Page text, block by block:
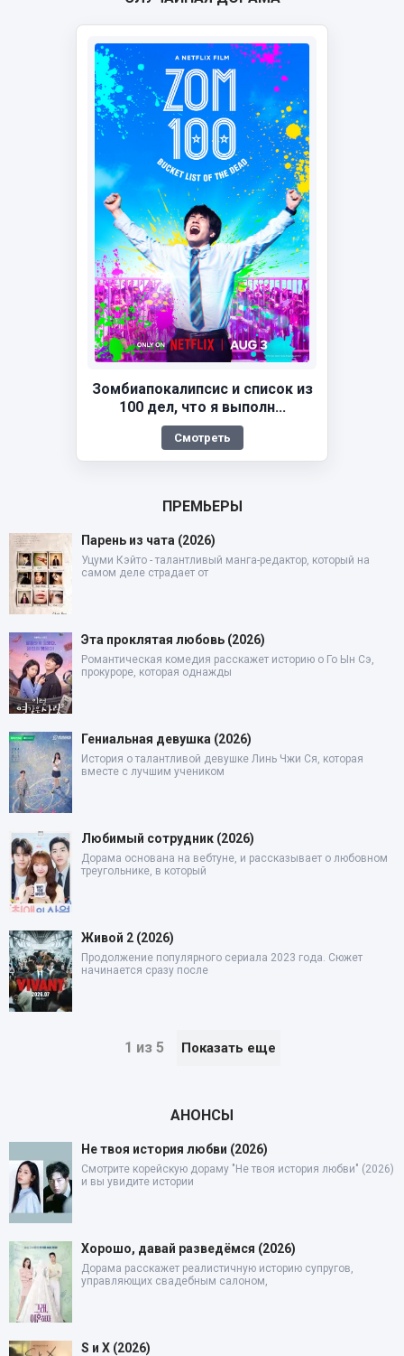
Зомбиапокалипсис и список из
100 дел, что я выполн...
Смотреть
ПРЕМЬЕРЫ
Парень из чата (2026)
Уцуми Кэйто - талантливый манга-редактор, который на
самом деле страдает от
Эта проклятая любовь (2026)
Романтическая комедия расскажет историю о Го Ын Сэ,
прокуроре, которая однажды
Гениальная девушка (2026)
История о талантливой девушке Линь Чжи Ся, которая
вместе с лучшим учеником
Любимый сотрудник (2026)
Дорама основана на вебтуне, и рассказывает о любовном
треугольнике, в который
Живой 2 (2026)
Продолжение популярного сериала 2023 года. Сюжет
начинается сразу после
1 из 5 Показать еще
АНОНСЫ
Не твоя история любви (2026)
Смотрите корейскую дораму "Не твоя история любви" (2026)
и вы увидите истории
Хорошо, давай разведёмся (2026)
Дорама расскажет реалистичную историю супругов,
управляющих свадебным салоном,
S и X (2026)